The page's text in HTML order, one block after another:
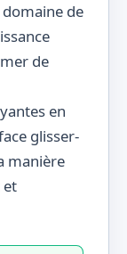
de
de
en
glisser-
manière
et